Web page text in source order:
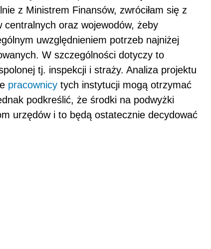
z Ministrem Finansów, zwróciłam się z
oraz wojewodów, żeby
uwzględnieniem potrzeb najniżej
W szczególności dotyczy to
tj. inspekcji i straży. Analiza projektu
pracownicy tych instytucji mogą otrzymać
podkreślić, że środki na podwyżki
urzędów i to będą ostatecznie decydować